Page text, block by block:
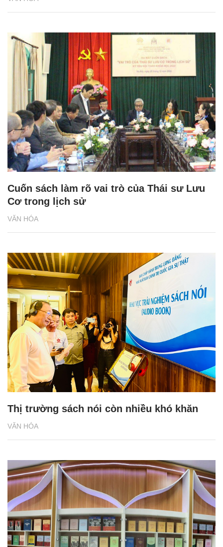
VĂN HÓA
Cuốn sách làm rõ vai trò của Thái sư Lưu
Cơ trong lịch sử
VĂN HÓA
Thị trường sách nói còn nhiều khó khăn